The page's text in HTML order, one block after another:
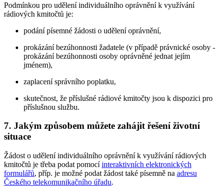
Podmínkou pro udělení individuálního oprávnění k využívání
rádiových kmitočtů je:
podání písemné žádosti o udělení oprávnění,
prokázání bezúhonnosti žadatele (v případě právnické osoby -
prokázání bezúhonnosti osoby oprávněné jednat jejím
jménem),
zaplacení správního poplatku,
skutečnost, že příslušné rádiové kmitočty jsou k dispozici pro
příslušnou službu.
7. Jakým způsobem můžete zahájit řešení životní
situace
Žádost o udělení individuálního oprávnění k využívání rádiových
kmitočtů je třeba podat pomocíinteraktivních elektronických
formulářů, příp. je možné podat žádost také písemně na adresu
Českého telekomunikačního úřadu.